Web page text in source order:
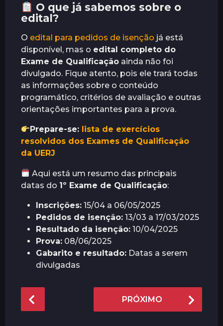
O que já sabemos sobre o
edital?
O edital para pedidos de isenção já está
disponível, mas o edital completo do
Exame de Qualificação ainda não foi
divulgado. Fique atento, pois ele trará todas
as informações sobre o conteúdo
programático, critérios de avaliação e outras
orientações importantes para a prova.
Prepare-se: lista de exercícios
resolvidos dos Exames de Qualificação
da UERJ
Aqui está um resumo das principais
datas do 1º Exame de Qualificação:
Inscrições: 15/04 a 06/05/2025
Pedidos de isenção: 13/03 a 17/03/2025
Resultado da isenção: 10/04/2025
Prova: 08/06/2025
Gabarito e resultado: Datas a serem
divulgadas
o
PRÓXIMO